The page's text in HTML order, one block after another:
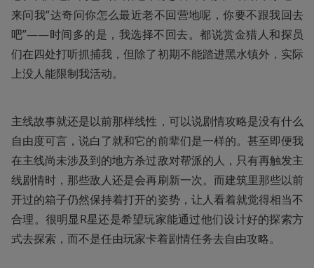
来问我“达奇问你怎么最近老不回营地呢，你要不跟我回去
吧”——时间多的是，我选择不回去。都说赏金猎人和探员
们在四处打听抓捕我，但除了初期不能踏进黑水镇外，实际
上没人能限制我活动。
主线故事就还是以前那样线性，可以说剧情攻略是没有什么
自由度可言，说白了就和它的前辈们是一样的。甚至即便我
在主线尚未涉及到的地方杀过敌对帮派的人，只有再触发主
线剧情时，那些敌人还是会再刷新一次。而建筑里那些以前
开过的箱子仍然保持着打开的姿势，让人看着就觉得相当不
合理。很明显R星还是希望玩家能通过他们设计好的探索方
式去探索，而不是任由玩家卡着剧情任务去自由攻略。